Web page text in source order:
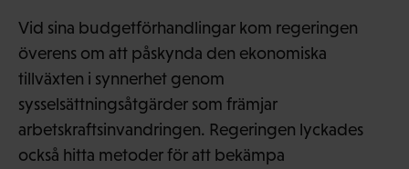
Vid sina budgetförhandlingar kom regeringen
överens om att påskynda den ekonomiska
tillväxten i synnerhet genom
sysselsättningsåtgärder som främjar
arbetskraftsinvandringen. Regeringen lyckades
också hitta metoder för att bekämpa